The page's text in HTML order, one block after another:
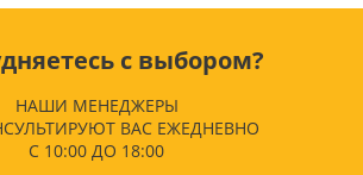
с выбором?
НАШИ МЕНЕДЖЕРЫ
ВАС ЕЖЕДНЕВНО
С 10:00 ДО 18:00